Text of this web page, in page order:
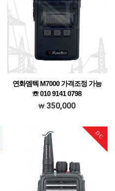
연화엠텍 M7000 가격조정 가능
☏ 010 9141 0798
가격조정가능 문의주세요
350,000
DC